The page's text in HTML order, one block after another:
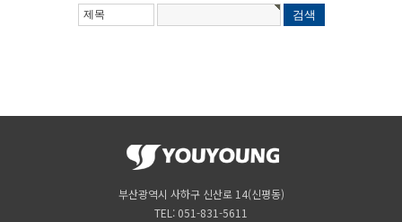
부산광역시 사하구 신산로 14(신평동)
TEL: 051-831-5611